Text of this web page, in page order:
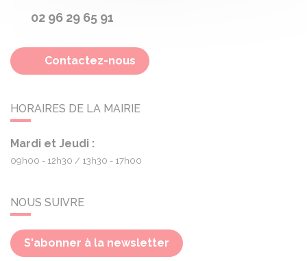
02 96 29 65 91
Contactez-nous
HORAIRES DE LA MAIRIE
Mardi et Jeudi :
09h00 - 12h30 13h30 - 17h00
NOUS SUIVRE
S'abonner à la newsletter